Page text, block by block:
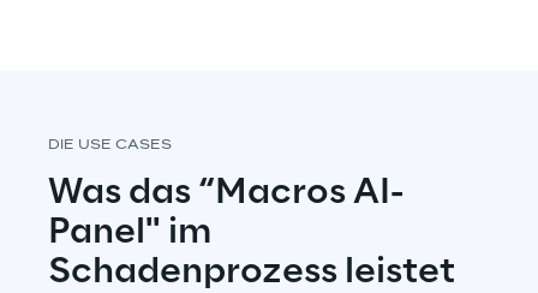
DIE USE CASES
Was das “Macros AI-
Panel" im
Schadenprozess leistet